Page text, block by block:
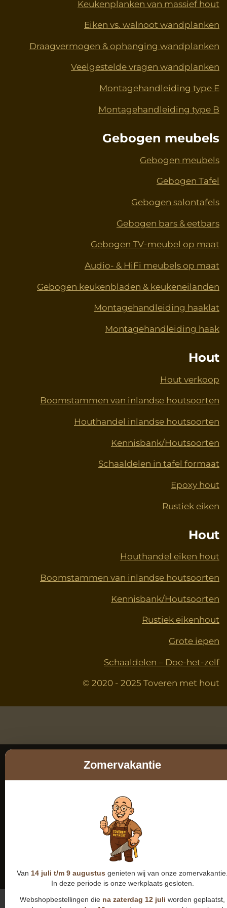
Keukenplanken van massief hout
Eiken vs. walnoot wandplanken
Draagvermogen & ophanging wandplanken
Veelgestelde vragen wandplanken
Montagehandleiding type E
Montagehandleiding type B
Gebogen meubels
Gebogen meubels
Gebogen Tafel
Gebogen salontafels
Gebogen bars & eetbars
Gebogen TV-meubel op maat
Audio- & HiFi meubels op maat
Gebogen keukenbladen & keukeneilanden
Montagehandleiding haaklat
Montagehandleiding haak
Hout
Hout verkoop
Boomstammen van inlandse houtsoorten
Houthandel inlandse houtsoorten
Kennisbank/Houtsoorten
Schaaldelen in tafel formaat
Epoxy hout
Rustiek eiken
Hout
Houthandel eiken hout
Boomstammen van inlandse houtsoorten
Kennisbank/Houtsoorten
Rustiek eikenhout
Grote iepen
Schaaldelen – Doe-het-zelf
© 2020 - 2025 Toveren met hout
Zomervakantie
Van 14 juli t/m 9 augustus genieten wij van onze
In deze periode is onze werkplaats gesloten.
Webshopbestellingen die na zaterdag 12 juli worden geplaatst,